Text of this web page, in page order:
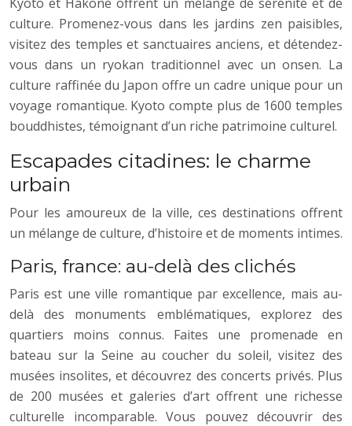
culture. Promenez-vous dans les jardins zen paisibles,
visitez des temples et sanctuaires anciens, et détendez-
vous dans un ryokan traditionnel avec un onsen. La
culture raffinée du Japon offre un cadre unique pour un
voyage romantique. Kyoto compte plus de 1600 temples
bouddhistes, témoignant d’un riche patrimoine culturel.
Escapades citadines: le charme
urbain
Pour les amoureux de la ville, ces destinations offrent
un mélange de culture, d’histoire et de moments intimes.
Paris, france: au-delà des clichés
Paris est une ville romantique par excellence, mais au-
delà des monuments emblématiques, explorez des
quartiers moins connus. Faites une promenade en
bateau sur la Seine au coucher du soleil, visitez des
musées insolites, et découvrez des concerts privés. Plus
de 200 musées et galeries d’art offrent une richesse
culturelle incomparable. Vous pouvez découvrir des